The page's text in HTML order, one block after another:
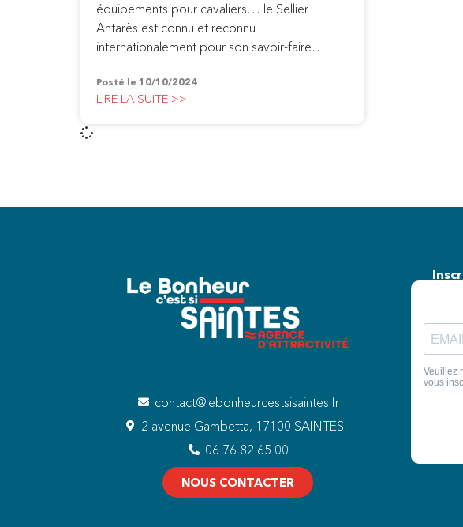
équipements pour cavaliers… le Sellier
Antarès est connu et reconnu
internationalement pour son savoir-faire…
Posté le 10/10/2024
LIRE LA SUITE >>
contact@lebonheurcestsisaintes.fr
2 avenue Gambetta, 17100 SAINTES
06 76 82 65 00
NOUS CONTACTER